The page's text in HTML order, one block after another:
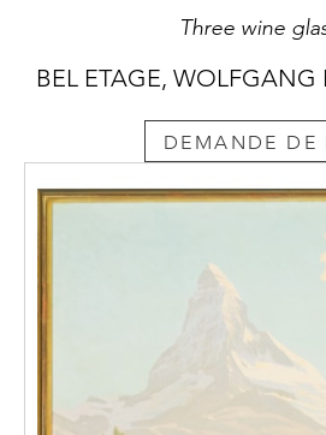
Three wine
BEL ETAGE, WOLFGANG
DEMANDE DE